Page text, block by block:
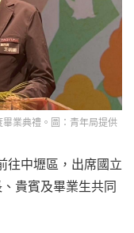
業典禮。圖：青年局提供
往中壢區，出席國立
貴賓及畢業生共同